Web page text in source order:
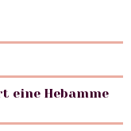
eine Hebamme